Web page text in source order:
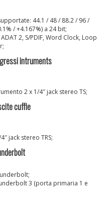
44.1 / 48 / 88.2 / 96 /
/ +4.167%) a 24 bit;
2, S/PDIF, Word Clock, Loop
intruments
2 x 1/4″ jack stereo TS;
cuffie
jack stereo TRS;
3 (porta primaria 1 e